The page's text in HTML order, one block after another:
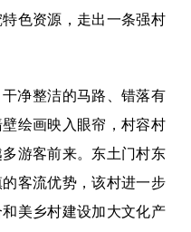
色资源，走出一条强村
净整洁的马路、错落有
绘画映入眼帘，村容村
游客前来。东土门村东
客流优势，该村进一步
美乡村建设加大文化产